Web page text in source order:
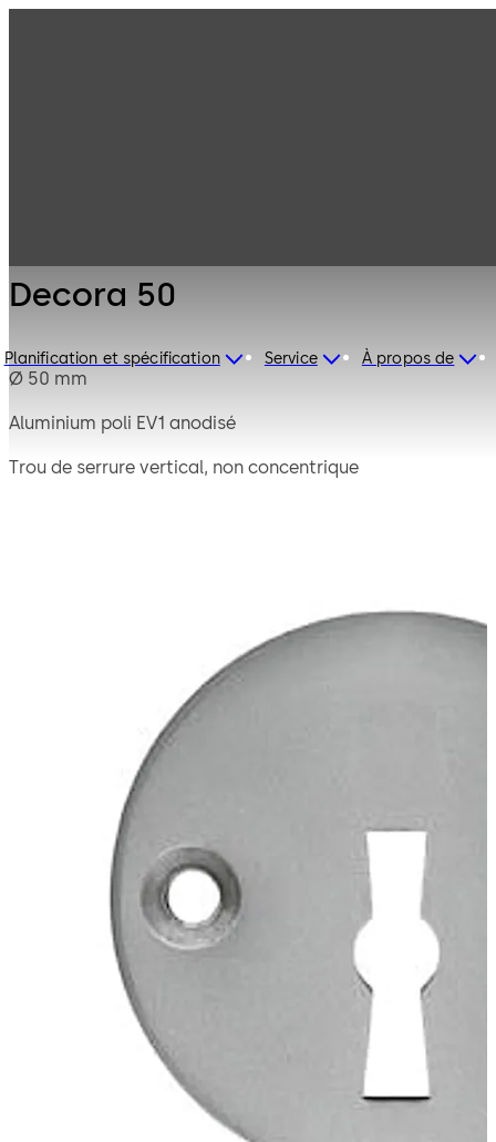
Planification et spécification Service À propos de
Decora 50
Ø 50 mm
Aluminium poli EV1 anodisé
Trou de serrure vertical, non concentrique